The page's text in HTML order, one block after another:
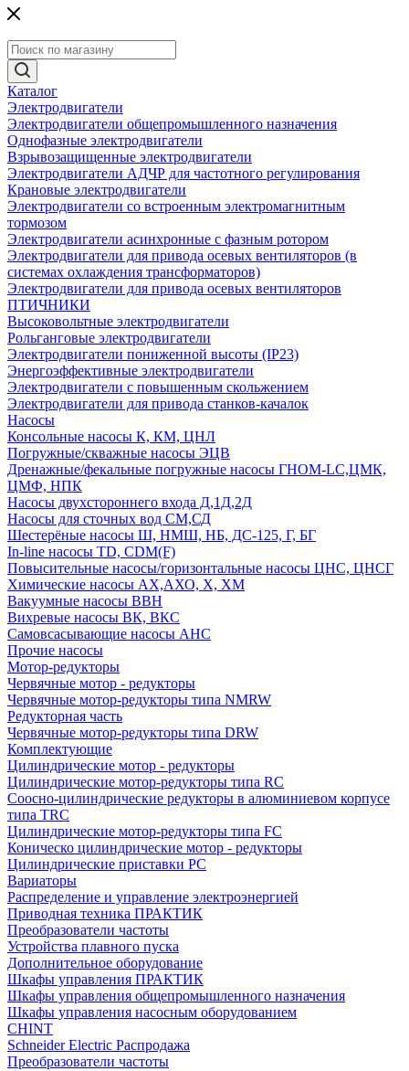
Каталог
Электродвигатели
Электродвигатели общепромышленного назначения
Однофазные электродвигатели
Взрывозащищенные электродвигатели
Электродвигатели АДЧР для частотного регулирования
Крановые электродвигатели
Электродвигатели со встроенным электромагнитным
тормозом
Электродвигатели асинхронные с фазным ротором
Электродвигатели для привода осевых вентиляторов (в
системах охлаждения трансформаторов)
Электродвигатели для привода осевых вентиляторов
ПТИЧНИКИ
Высоковольтные электродвигатели
Рольганговые электродвигатели
Электродвигатели пониженной высоты (IP23)
Энергоэффективные электродвигатели
Электродвигатели с повышенным скольжением
Электродвигатели для привода станков-качалок
Насосы
Консольные насосы К, КМ, ЦНЛ
Погружные/скважные насосы ЭЦВ
Дренажные/фекальные погружные насосы ГНОМ-LC,ЦМК,
ЦМФ, НПК
Насосы двухстороннего входа Д,1Д,2Д
Насосы для сточных вод СМ,СД
Шестерёные насосы Ш, НМШ, НБ, ДС-125, Г, БГ
In-line насосы TD, CDM(F)
Повысительные насосы/горизонтальные насосы ЦНС, ЦНСГ
Химические насосы АХ,АХО, Х, ХМ
Вакуумные насосы ВВН
Вихревые насосы ВК, ВКС
Самовсасывающие насосы АНС
Прочие насосы
Мотор-редукторы
Червячные мотор - редукторы
Червячные мотор-редукторы типа NMRW
Редукторная часть
Червячные мотор-редукторы типа DRW
Комплектующие
Цилиндрические мотор - редукторы
Цилиндрические мотор-редукторы типа RC
Соосно-цилиндрические редукторы в алюминиевом корпусе
типа TRC
Цилиндрические мотор-редукторы типа FC
Коническо цилиндрические мотор - редукторы
Цилиндрические приставки PC
Вариаторы
Распределение и управление электроэнергией
Приводная техника ПРАКТИК
Преобразователи частоты
Устройства плавного пуска
Дополнительное оборудование
Шкафы управления ПРАКТИК
Шкафы управления общепромышленного назначения
Шкафы управления насосным оборудованием
CHINT
Schneider Electric Распродажа
Преобразователи частоты